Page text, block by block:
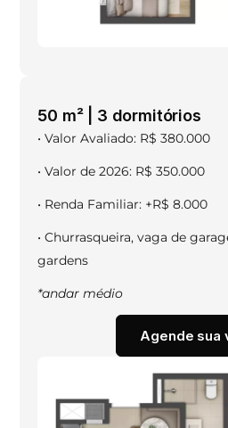
50 m² | 3 dormitórios
• Valor Avaliado: R$ 380.000
• Valor de 2026: R$ 350.000
• Renda Familiar: +R$ 8.000
• Churrasqueira, vaga de
gardens
*andar médio
Agende sua